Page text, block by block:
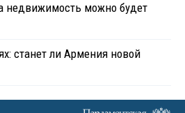
недвижимость можно будет
станет ли Армения новой